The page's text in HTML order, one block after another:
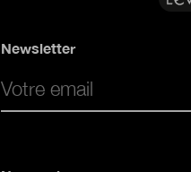
Newsletter
Email *